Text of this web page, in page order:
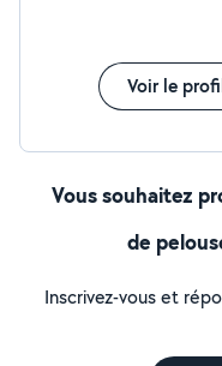
Voir le
Vous souhaitez
de
Inscrivez-vous et